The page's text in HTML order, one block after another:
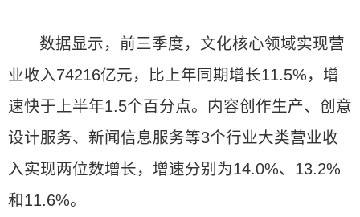
数据显示，前三季度，文化核心领域实现营
业收入74216亿元，比上年同期增长11.5%，增
速快于上半年1.5个百分点。内容创作生产、创意
设计服务、新闻信息服务等3个行业大类营业收
入实现两位数增长，增速分别为14.0%、13.2%
和11.6%。